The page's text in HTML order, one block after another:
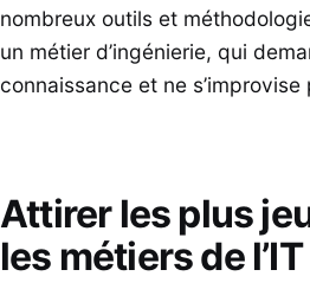
nombreux outils et
un métier d’ingénierie, qui
connaissance et ne s’improvise
Attirer les plus
les métiers de l’IT